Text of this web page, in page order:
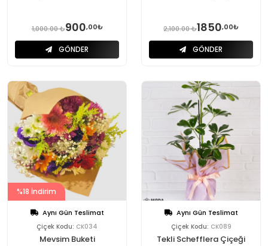
1,000.00 ₺900,00₺
GÖNDER
2,100.00 ₺1850,00₺
GÖNDER
%18 İndirim
Aynı Gün Teslimat
Çiçek Kodu: CK034
Mevsim Buketi
Aynı Gün Teslimat
Çiçek Kodu: CK089
Tekli Schefflera Çiçeği